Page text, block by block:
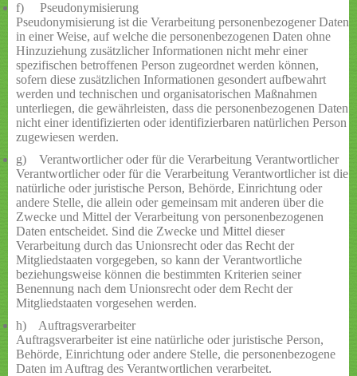
f) Pseudonymisierung
Pseudonymisierung ist die Verarbeitung personenbezogener Daten
in einer Weise, auf welche die personenbezogenen Daten ohne
Hinzuziehung zusätzlicher Informationen nicht mehr einer
spezifischen betroffenen Person zugeordnet werden können,
sofern diese zusätzlichen Informationen gesondert aufbewahrt
werden und technischen und organisatorischen Maßnahmen
unterliegen, die gewährleisten, dass die personenbezogenen Daten
nicht einer identifizierten oder identifizierbaren natürlichen Person
zugewiesen werden.
g) Verantwortlicher oder für die Verarbeitung Verantwortlicher
Verantwortlicher oder für die Verarbeitung Verantwortlicher ist die
natürliche oder juristische Person, Behörde, Einrichtung oder
andere Stelle, die allein oder gemeinsam mit anderen über die
Zwecke und Mittel der Verarbeitung von personenbezogenen
Daten entscheidet. Sind die Zwecke und Mittel dieser
Verarbeitung durch das Unionsrecht oder das Recht der
Mitgliedstaaten vorgegeben, so kann der Verantwortliche
beziehungsweise können die bestimmten Kriterien seiner
Benennung nach dem Unionsrecht oder dem Recht der
Mitgliedstaaten vorgesehen werden.
h) Auftragsverarbeiter
Auftragsverarbeiter ist eine natürliche oder juristische Person,
Behörde, Einrichtung oder andere Stelle, die personenbezogene
Daten im Auftrag des Verantwortlichen verarbeitet.